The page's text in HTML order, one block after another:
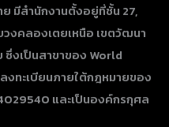
ย มีสำนักงานตั้งอยู่ที่ชั้น 27,
วงคลองเตยเหนือ เขตวัฒนา
ซึ่งเป็นสาขาของ World
ทะเบียนภายใต้กฎหมายของ
และเป็นองค์กรกุศล